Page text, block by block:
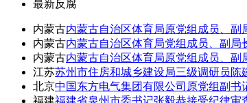
最新反腐
内蒙古内蒙古自治区体育局原党组成员、
内蒙古内蒙古自治区体育局党组成员、副
内蒙古内蒙古自治区体育局原党组成员、
江苏苏州市住房和城乡建设局三级调研员陈
北京中国东方电气集团有限公司原党组副
福建福建省泉州市委书记张毅恭接受纪律审